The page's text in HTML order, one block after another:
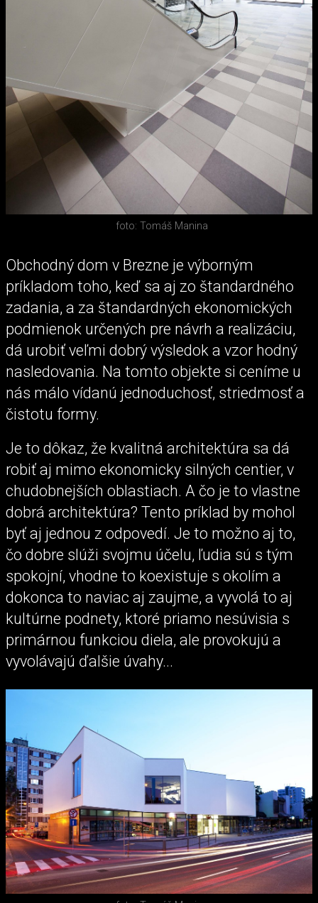
foto: Tomáš Manina
Obchodný dom v Brezne je výborným
príkladom toho, keď sa aj zo štandardného
zadania, a za štandardných ekonomických
podmienok určených pre návrh a realizáciu,
dá urobiť veľmi dobrý výsledok a vzor hodný
nasledovania. Na tomto objekte si ceníme u
nás málo vídanú jednoduchosť, striedmosť a
čistotu formy.
Je to dôkaz, že kvalitná architektúra sa dá
robiť aj mimo ekonomicky silných centier, v
chudobnejších oblastiach. A čo je to vlastne
dobrá architektúra? Tento príklad by mohol
byť aj jednou z odpovedí. Je to možno aj to,
čo dobre slúži svojmu účelu, ľudia sú s tým
spokojní, vhodne to koexistuje s okolím a
dokonca to naviac aj zaujme, a vyvolá to aj
kultúrne podnety, ktoré priamo nesúvisia s
primárnou funkciou diela, ale provokujú a
vyvolávajú ďalšie úvahy...